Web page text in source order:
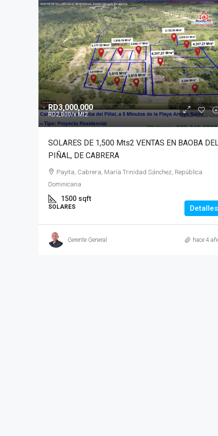
RD3,000,000
RD2,000/x Mt2
SOLARES DE 1,500 Mts2 VENTAS EN BAOBA
PIÑAL, DE CABRERA
Payita, Cabrera, María Trinidad Sánchez, República
Dominicana
1500 sqft
SOLARES Detalles
Gerente General hace 4